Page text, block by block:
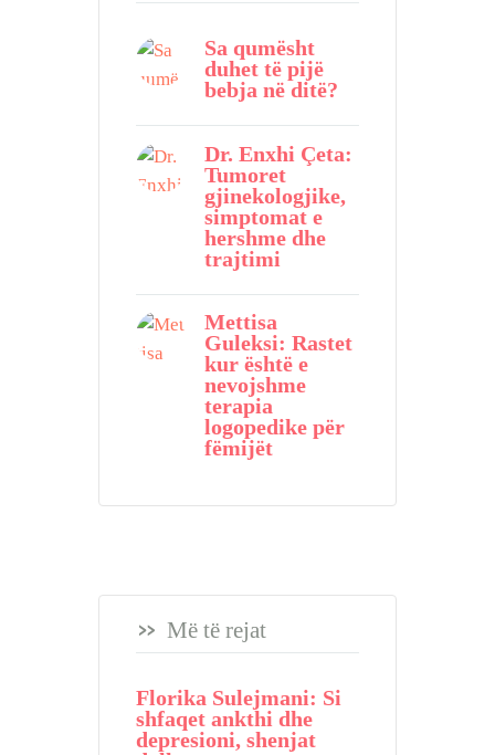
Sa qumësht
duhet të pijë
bebja në ditë?
Dr. Enxhi Çeta:
Tumoret
gjinekologjike,
simptomat e
hershme dhe
trajtimi
Mettisa
Guleksi: Rastet
kur është e
nevojshme
terapia
logopedike për
fëmijët
Më të rejat
Florika Sulejmani: Si
shfaqet ankthi dhe
depresioni, shenjat